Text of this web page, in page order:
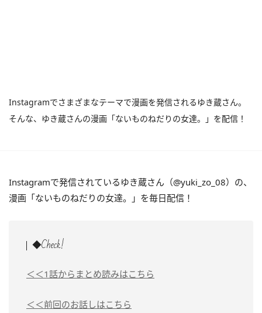
Instagramでさまざまなテーマで漫画を発信されるゆき蔵さん。
そんな、ゆき蔵さんの漫画「ないものねだりの女達。」を配信！
Instagramで発信されているゆき蔵さん（@yuki_zo_08）の、
漫画「ないものねだりの女達。」を毎日配信！
◆Check!
＜＜1話からまとめ読みはこちら
＜＜前回のお話しはこちら